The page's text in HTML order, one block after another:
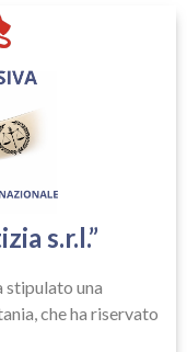
s.r.l.”
stipulato una
che ha riservato